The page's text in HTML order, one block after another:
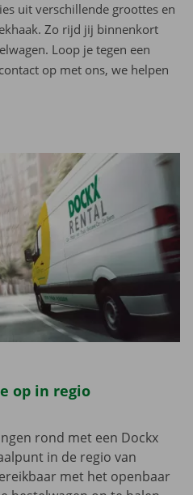
uit verschillende groottes en
Zo rijd jij binnenkort
Loop je tegen een
op met ons, we helpen
op in regio
rond met een Dockx
in de regio van
met het openbaar